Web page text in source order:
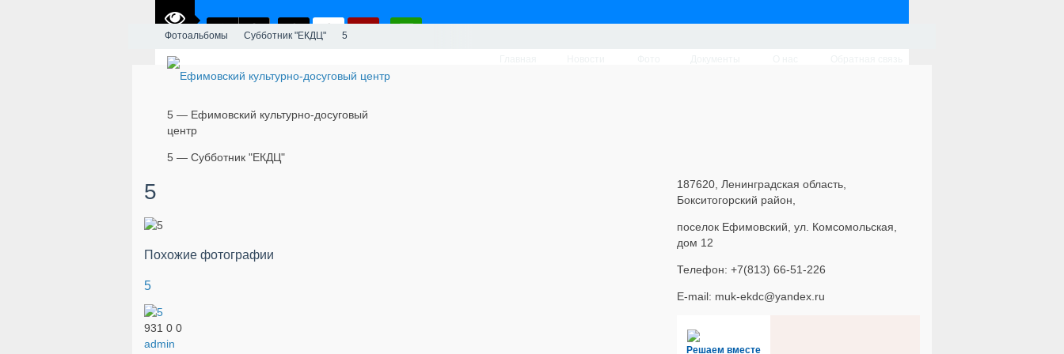
5 — Ефимовский культурно-досуговый
центр
5 — Субботник "ЕКДЦ"
Фотоальбомы Субботник "ЕКДЦ" 5
5
Похожие фотографии
5
931 0 0
admin
187620, Ленинградская область,
Бокситогорский район,
поселок Ефимовский, ул. Комсомольская,
дом 12
Телефон: +7(813) 66-51-226
E-mail: muk-ekdc@yandex.ru
Решаем вместе